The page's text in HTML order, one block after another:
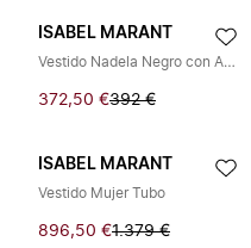
ISABEL MARANT
Vestido Nadela Negro con Abertura Delantera
372,50 €392 €
ISABEL MARANT
Vestido Mujer Tubo
896,50 €1.379 €